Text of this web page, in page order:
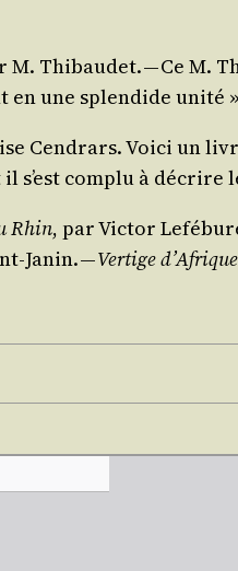
M. Thi­bau­det. — Ce M.
une splen­dide uni­té
Cen­drars. Voi­ci un
s’est com­plu à
Rhin, par Vic­tor
Janin. —Ver­tige d’Afrique